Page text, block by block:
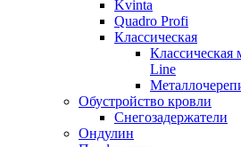
Kvinta
Quadro Profi
Классическая
Классическая
Line
Обустройство кровли
Снегозадержатели
Ондулин